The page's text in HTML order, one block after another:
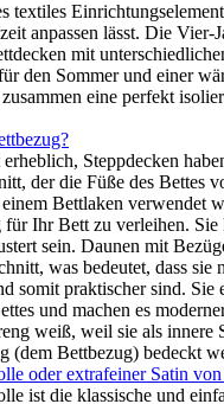
textiles
anpassen lässt. Die Vier-
mit
den Sommer und einer
eine perfekt
Steppdecken
der die Füße des Bettes
Bettlaken verwendet
für Ihr Bett zu verleihen. Sie
sein. Daunen mit
was bedeutet, dass sie
somit praktischer sind. Sie
und machen es
weiß, weil sie als innere
(dem Bettbezug) bedeckt
oder extrafeiner Satin
ist die klassische und